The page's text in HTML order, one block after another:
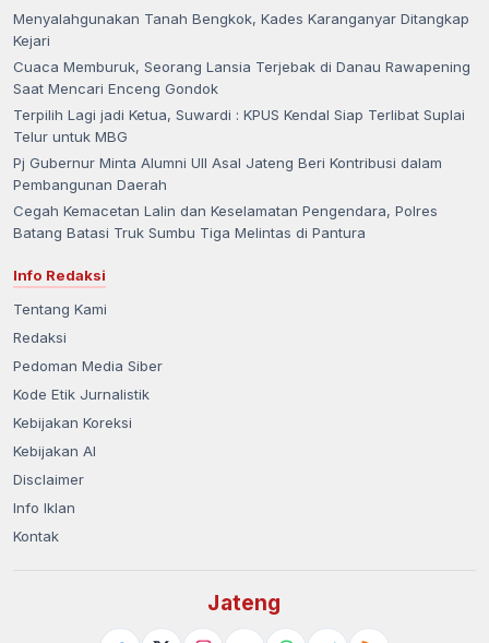
Menyalahgunakan Tanah Bengkok, Kades Karanganyar Ditangkap
Kejari
Cuaca Memburuk, Seorang Lansia Terjebak di Danau Rawapening
Saat Mencari Enceng Gondok
Terpilih Lagi jadi Ketua, Suwardi : KPUS Kendal Siap Terlibat Suplai
Telur untuk MBG
Pj Gubernur Minta Alumni UII Asal Jateng Beri Kontribusi dalam
Pembangunan Daerah
Cegah Kemacetan Lalin dan Keselamatan Pengendara, Polres
Batang Batasi Truk Sumbu Tiga Melintas di Pantura
Info Redaksi
Tentang Kami
Redaksi
Pedoman Media Siber
Kode Etik Jurnalistik
Kebijakan Koreksi
Kebijakan AI
Disclaimer
Info Iklan
Kontak
Jateng